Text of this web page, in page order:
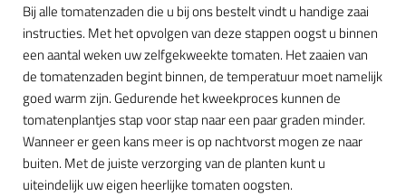
Bij alle tomatenzaden die u bij ons bestelt vindt u handige zaai
instructies. Met het opvolgen van deze stappen oogst u binnen
een aantal weken uw zelfgekweekte tomaten. Het zaaien van
de tomatenzaden begint binnen, de temperatuur moet namelijk
goed warm zijn. Gedurende het kweekproces kunnen de
tomatenplantjes stap voor stap naar een paar graden minder.
Wanneer er geen kans meer is op nachtvorst mogen ze naar
buiten. Met de juiste verzorging van de planten kunt u
uiteindelijk uw eigen heerlijke tomaten oogsten.